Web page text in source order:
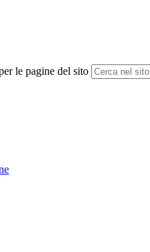
le pagine del sito